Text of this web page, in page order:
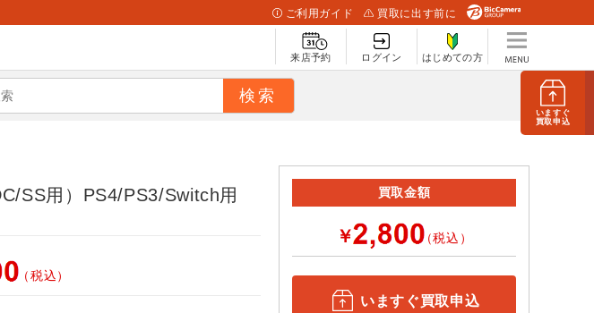
いますぐ
買取申込
ご利用ガイド 買取に出す前に
来店予約 ログイン はじめての方
SS用）PS4/PS3/Switch用
（税込）
買取金額
￥ （税込）
いますぐ買取申込